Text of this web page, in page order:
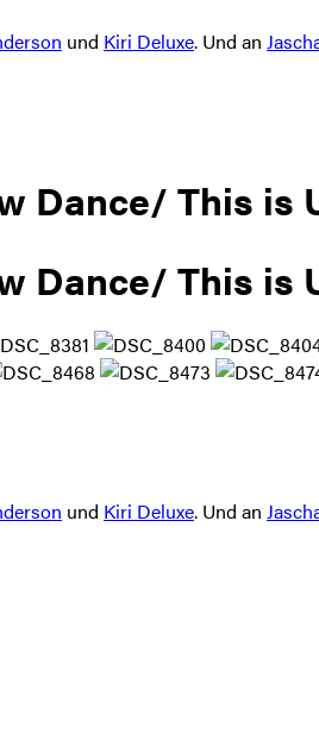
und Kiri Deluxe. Und an
Dance/ This is
Dance/ This is
und Kiri Deluxe. Und an